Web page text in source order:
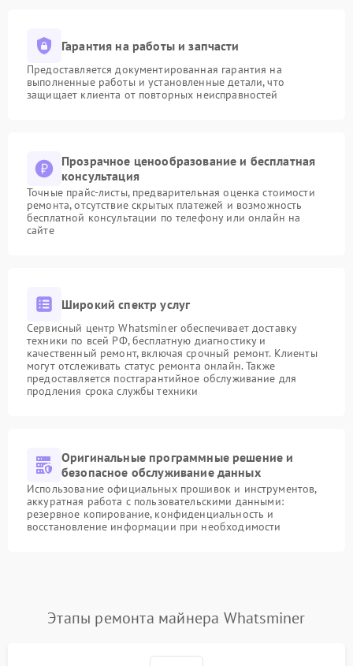
Гарантия на работы и запчасти
Предоставляется документированная гарантия на
выполненные работы и установленные детали, что
защищает клиента от повторных неисправностей
Прозрачное ценообразование и бесплатная
консультация
Точные прайс-листы, предварительная оценка стоимости
ремонта, отсутствие скрытых платежей и возможность
бесплатной консультации по телефону или онлайн на
сайте
Широкий спектр услуг
Сервисный центр Whatsminer обеспечивает доставку
техники по всей РФ, бесплатную диагностику и
качественный ремонт, включая срочный ремонт. Клиенты
могут отслеживать статус ремонта онлайн. Также
предоставляется постгарантийное обслуживание для
продления срока службы техники
Оригинальные программные решение и
безопасное обслуживание данных
Использование официальных прошивок и инструментов,
аккуратная работа с пользовательскими данными:
резервное копирование, конфиденциальность и
восстановление информации при необходимости
Этапы ремонта майнера Whatsminer